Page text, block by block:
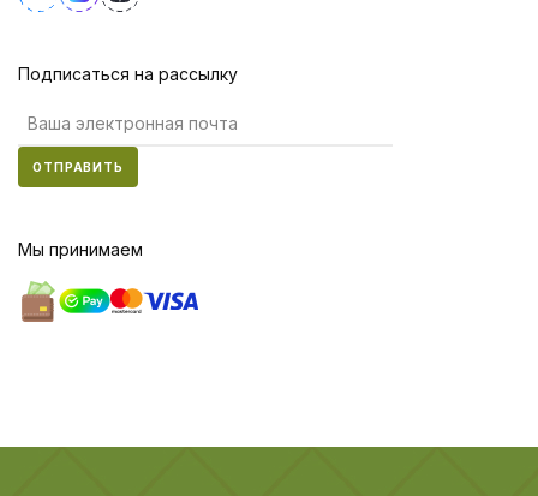
Подписаться на рассылку
ОТПРАВИТЬ
Мы принимаем